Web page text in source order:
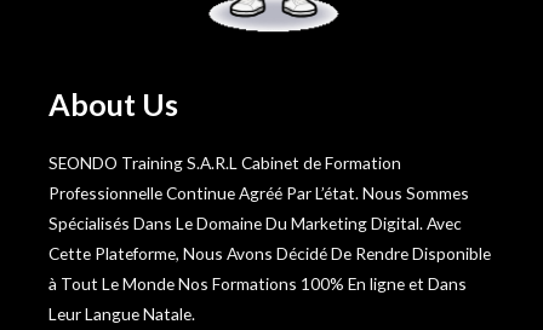
About Us
SEONDO Training S.A.R.L Cabinet de Formation
Professionnelle Continue Agréé Par L’état. Nous Sommes
Spécialisés Dans Le Domaine Du Marketing Digital. Avec
Cette Plateforme, Nous Avons Décidé De Rendre Disponible
à Tout Le Monde Nos Formations 100% En ligne et Dans
Leur Langue Natale.